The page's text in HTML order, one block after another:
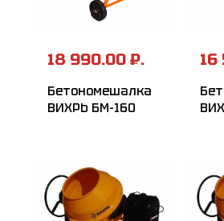
18 990.00 ₽.
Бетономешалка
ВИХРЬ БМ-160
16